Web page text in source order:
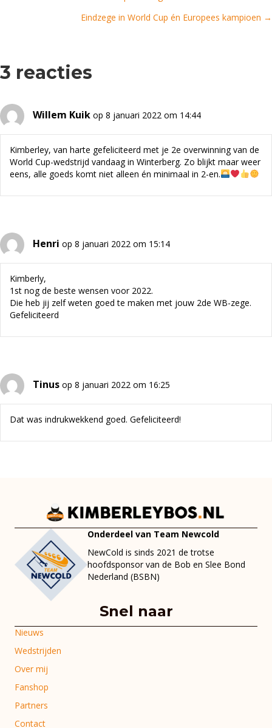
navigationEindzege in World Cup én Europees kampioen →
3 reacties
Willem Kuik op 8 januari 2022 om 14:44
Kimberley, van harte gefeliciteerd met je 2e overwinning van de
World Cup-wedstrijd vandaag in Winterberg. Zo blijkt maar weer
eens, alle goeds komt niet alleen én minimaal in 2-en.
Henri op 8 januari 2022 om 15:14
Kimberly,
1st nog de beste wensen voor 2022.
Die heb jij zelf weten goed te maken met jouw 2de WB-zege.
Gefeliciteerd
Tinus op 8 januari 2022 om 16:25
Dat was indrukwekkend goed. Gefeliciteerd!
Onderdeel van Team Newcold
NewCold is sinds 2021 de trotse
hoofdsponsor van de Bob en Slee Bond
Nederland (BSBN)
Snel naar
Nieuws
Wedstrijden
Over mij
Fanshop
Partners
Contact